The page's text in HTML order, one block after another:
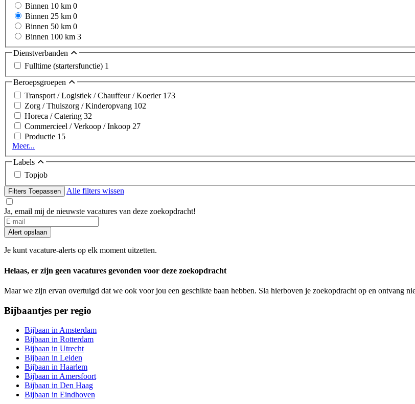
Binnen 10 km 0
Binnen 25 km 0
Binnen 50 km 0
Binnen 100 km 3
Dienstverbanden
Fulltime (startersfunctie) 1
Beroepsgroepen
Transport / Logistiek / Chauffeur / Koerier 173
Zorg / Thuiszorg / Kinderopvang 102
Horeca / Catering 32
Commercieel / Verkoop / Inkoop 27
Productie 15
Meer...
Labels
Topjob
Filters Toepassen Alle filters wissen
Ja, email mij de nieuwste vacatures van deze zoekopdracht!
If
you
are
a
ignore
this
Alert opslaan
Je kunt vacature-alerts op elk moment uitzetten.
Helaas, er zijn geen vacatures gevonden voor deze zoekopdracht
Maar we zijn ervan overtuigd dat we ook voor jou een geschikte baan hebben. Sla hierboven je zoekopdracht op en ontvang
Bijbaantjes per regio
Bijbaan in Amsterdam
Bijbaan in Rotterdam
Bijbaan in Utrecht
Bijbaan in Leiden
Bijbaan in Haarlem
Bijbaan in Amersfoort
Bijbaan in Den Haag
Bijbaan in Eindhoven